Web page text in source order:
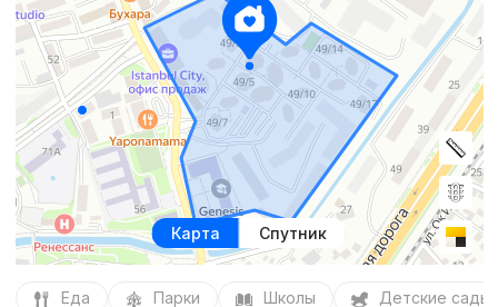
Карта Спутник
Еда Парки Школы Детские сады